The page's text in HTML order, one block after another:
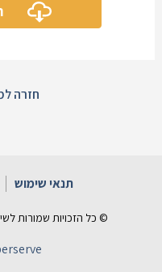
חזרה
תנאי שימוש
© כל הזכויות שמורות